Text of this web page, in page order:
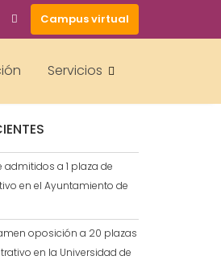
Campus virtual
Servicios
admitidos a 1 plaza de
en el Ayuntamiento de
oposición a 20 plazas
en la Universidad de